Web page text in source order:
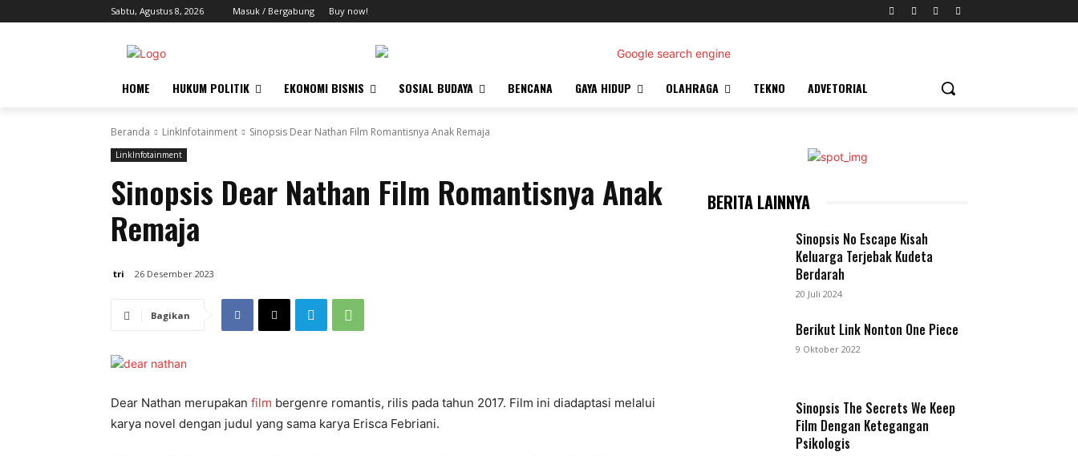
Sabtu, Agustus 8, 2026 Masuk / Bergabung Buy now!
HOME HUKUM POLITIK EKONOMI BISNIS SOSIAL BUDAYA BENCANA GAYA HIDUP OLAHRAGA TEKNO ADVETORIAL
Beranda LinkInfotainment Sinopsis Dear Nathan Film Romantisnya Anak Remaja
LinkInfotainment
Sinopsis Dear Nathan Film Romantisnya Anak
Remaja
tri 26 Desember 2023
Bagikan
Dear Nathan merupakan film bergenre romantis, rilis pada tahun 2017. Film ini diadaptasi melalui
karya novel dengan judul yang sama karya Erisca Febriani.
BERITA LAINNYA
Sinopsis No Escape Kisah
Keluarga Terjebak Kudeta
Berdarah
20 Juli 2024
Berikut Link Nonton One Piece
9 Oktober 2022
Sinopsis The Secrets We Keep
Film Dengan Ketegangan
Psikologis